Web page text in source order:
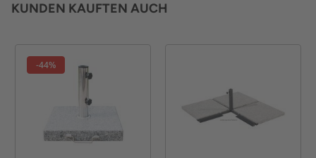
KUNDEN KAUFTEN AUCH
-44%